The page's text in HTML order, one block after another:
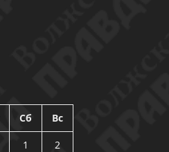
Сб Вс
1
2